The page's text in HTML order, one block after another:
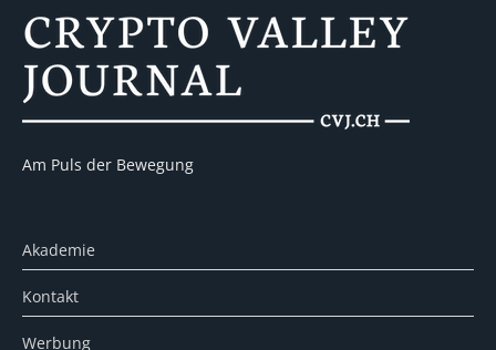
Am Puls der Bewegung
Akademie
Kontakt
Werbung